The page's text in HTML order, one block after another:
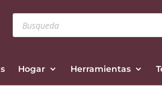
Búsqueda
productos
Hogar Herramientas